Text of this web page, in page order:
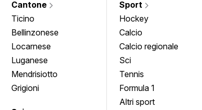
Cantone
Ticino
Bellinzonese
Locarnese
Luganese
Mendrisiotto
Grigioni
Sport
Hockey
Calcio
Calcio regionale
Sci
Tennis
Formula 1
Altri sport